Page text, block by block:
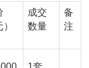
）
成交
数量
备
注